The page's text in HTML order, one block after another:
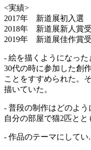
<実績>
2017年 新道展初入選
2018年 新道展新人賞
2019年 新道展佳作賞
- 絵を描くようになった
30代の時に参加した創
ことをすすめられた。
描いていた。
- 普段の制作はどのよ
自分の部屋で猫2匹とと
- 作品のテーマにしてい